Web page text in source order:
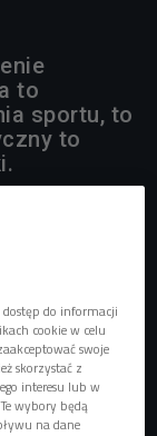
to
sportu, to
to
opowiadają o
do informacji
cookie w celu
swoje
skorzystać z
interesu lub w
wybory będą
na dane